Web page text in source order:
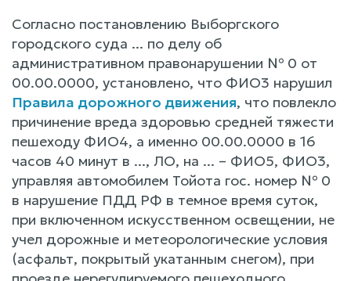
Согласно постановлению Выборгского
городского суда ... по делу об
административном правонарушении № 0 от
00.00.0000, установлено, что ФИО3 нарушил
Правила дорожного движения, что повлекло
причинение вреда здоровью средней тяжести
пешеходу ФИО4, а именно 00.00.0000 в 16
часов 40 минут в ..., ЛО, на ... – ФИО5, ФИО3,
управляя автомобилем Тойота гос. номер № 0
в нарушение ПДД РФ в темное время суток,
при включенном искусственном освещении, не
учел дорожные и метеорологические условия
(асфальт, покрытый укатанным снегом), при